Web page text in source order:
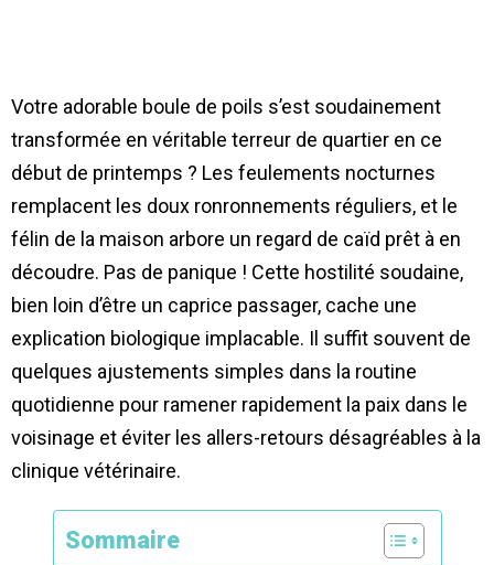
Votre adorable boule de poils s’est soudainement
transformée en véritable terreur de quartier en ce
début de printemps ? Les feulements nocturnes
remplacent les doux ronronnements réguliers, et le
félin de la maison arbore un regard de caïd prêt à en
découdre. Pas de panique ! Cette hostilité soudaine,
bien loin d’être un caprice passager, cache une
explication biologique implacable. Il suffit souvent de
quelques ajustements simples dans la routine
quotidienne pour ramener rapidement la paix dans le
voisinage et éviter les allers-retours désagréables à la
clinique vétérinaire.
Sommaire